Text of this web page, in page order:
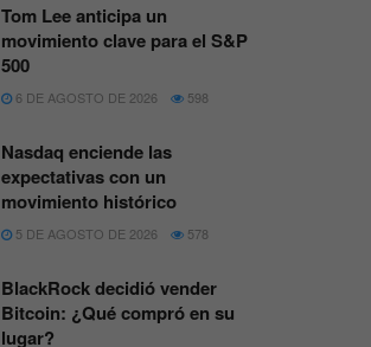
Tom Lee anticipa un
movimiento clave para el S&P
500
6 DE AGOSTO DE 2026 598
Nasdaq enciende las
expectativas con un
movimiento histórico
5 DE AGOSTO DE 2026 578
BlackRock decidió vender
Bitcoin: ¿Qué compró en su
lugar?